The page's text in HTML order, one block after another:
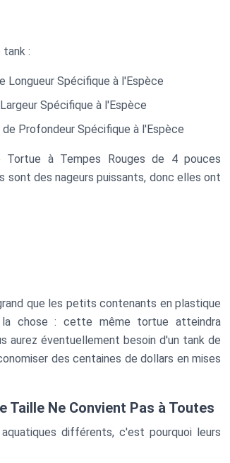
:
Longueur Spécifique à l'Espèce
Spécifique à l'Espèce
Profondeur Spécifique à l'Espèce
Tortue à Tempes Rouges de 4 pouces
sont des nageurs puissants, donc elles ont
que les petits contenants en plastique
chose : cette même tortue atteindra
aurez éventuellement besoin d'un tank de
des centaines de dollars en mises
Taille Ne Convient Pas à Toutes
différents, c'est pourquoi leurs